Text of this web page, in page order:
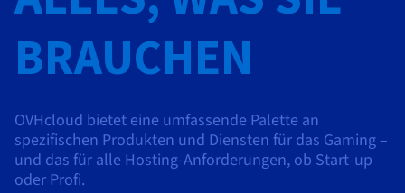
BRAUCHEN
OVHcloud bietet eine umfassende Palette an
spezifischen Produkten und Diensten für das Gaming –
und das für alle Hosting-Anforderungen, ob Start-up
oder Profi.